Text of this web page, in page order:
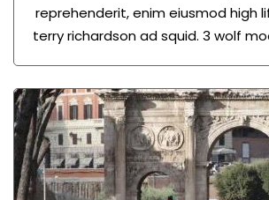
reprehenderit, enim eiusmod high
terry richardson ad squid. 3 wolf